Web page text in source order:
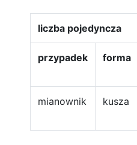
liczba pojedyncza
przypadek forma
mianownik kusza